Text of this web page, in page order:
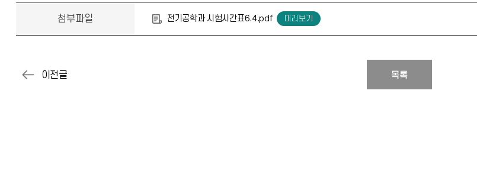
첨부파일 전기공학과 시험시간표6.4.pdf
목록